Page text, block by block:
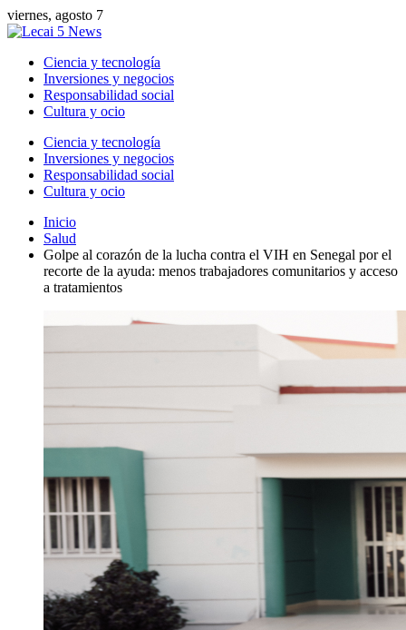
viernes, agosto 7
Ciencia y tecnología
Inversiones y negocios
Responsabilidad social
Cultura y ocio
Ciencia y tecnología
Inversiones y negocios
Responsabilidad social
Cultura y ocio
Inicio
Salud
Golpe al corazón de la lucha contra el VIH en Senegal por el
recorte de la ayuda: menos trabajadores comunitarios y acceso
a tratamientos